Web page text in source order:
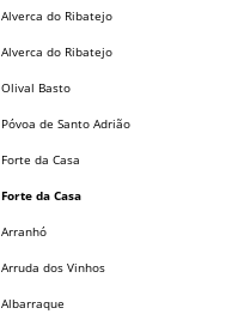
Alverca do Ribatejo
Alverca do Ribatejo
Olival Basto
Póvoa de Santo Adrião
Forte da Casa
Forte da Casa
Arranhó
Arruda dos Vinhos
Albarraque